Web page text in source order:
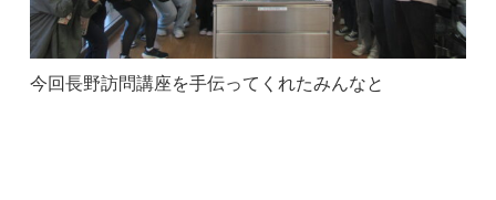
今回長野訪問講座を手伝ってくれたみんなと